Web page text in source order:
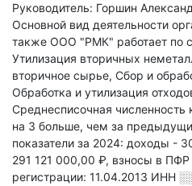
Руководитель: Горшин
Основной вид деятельности
также ООО "РМК" работает по
Утилизация вторичных
вторичное сырье, Сбор и
Обработка и утилизация
Среднесписочная численность
на 3 больше, чем за
показатели за 2024: доходы -
291 121 000,00 ₽, взносы в
регистрации: 11.04.2013 ИНН